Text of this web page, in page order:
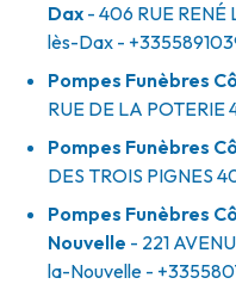
Dax - 406 RUE RENÉ
lès-Dax -
Pompes Funèbres
RUE DE LA POTERIE
Pompes Funèbres
DES TROIS PIGNES
Pompes Funèbres
Nouvelle - 221
la-Nouvelle -